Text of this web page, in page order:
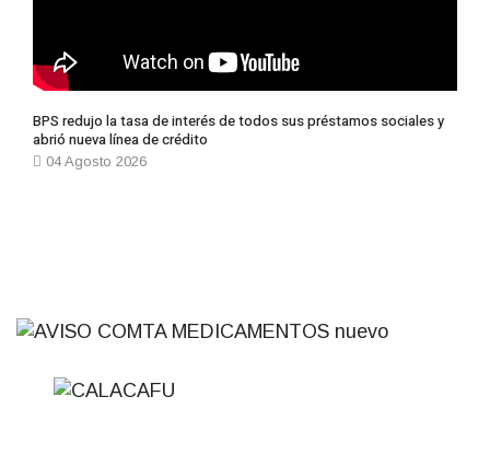
BPS redujo la tasa de interés de todos sus préstamos sociales y
abrió nueva línea de crédito
04 Agosto 2026